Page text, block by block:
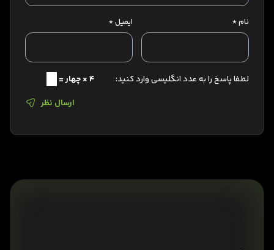
نام* ایمیل*
لطفا پاسخ را به عدد انگلیسی وارد کنید:
4 × چهار =
ارسال نظر